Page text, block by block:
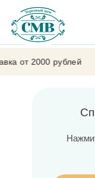
Каталог
от 2000 рублей